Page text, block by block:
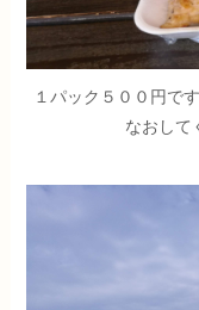
１パック５００円で
なおして